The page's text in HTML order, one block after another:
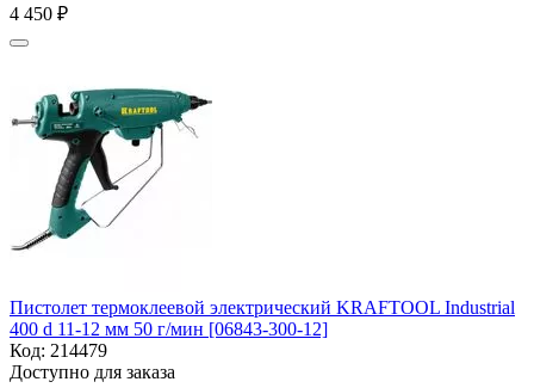
4 450 ₽
Пистолет термоклеевой электрический KRAFTOOL Industrial
400 d 11-12 мм 50 г/мин [06843-300-12]
Код: 214479
Доступно для заказа